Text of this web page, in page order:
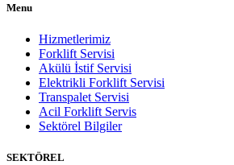
Menu
Hizmetlerimiz
Forklift Servisi
Akülü İstif Servisi
Elektrikli Forklift Servisi
Transpalet Servisi
Acil Forklift Servis
Sektörel Bilgiler
SEKTÖREL